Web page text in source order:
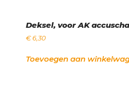
Deksel, voor AK
€6,30
Toevoegen aan